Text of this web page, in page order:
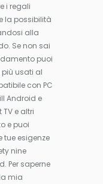
i regali
la possibilità
alla
Se non sai
puoi
più usati al
con PC
Android e
e altri
e puoi
tue esigenze
nine
Per saperne
mia